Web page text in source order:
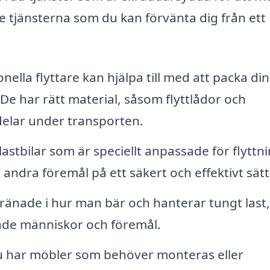
tjänsterna som du kan förvänta dig från ett
flyttare kan hjälpa till med att packa
har rätt material, såsom flyttlådor och
under transporten.
som är speciellt anpassade för
föremål på ett säkert och effektivt
i hur man bär och hanterar tungt last,
människor och föremål.
har möbler som behöver monteras eller